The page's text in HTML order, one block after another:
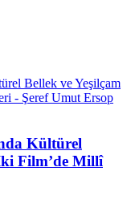
Kültürel
Film’de Millî